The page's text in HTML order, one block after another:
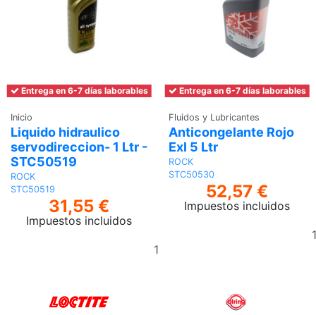
Entrega en 6-7 días laborables
Inicio
Liquido hidraulico
servodireccion- 1 Ltr -
STC50519
ROCK
STC50519
31,55 €
Impuestos incluidos
Entrega en 6-7 días laborables
Fluidos y Lubricantes
Anticongelante Rojo
Exl 5 Ltr
ROCK
STC50530
52,57 €
Impuestos incluidos